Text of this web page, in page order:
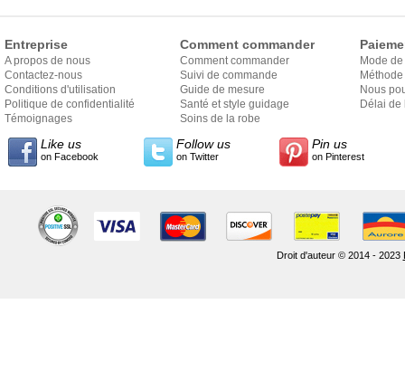
Entreprise
A propos de nous
Contactez-nous
Conditions d'utilisation
Politique de confidentialité
Témoignages
Comment commander
Comment commander
Suivi de commande
Guide de mesure
Santé et style guidage
Soins de la robe
Mode
Nous
Délai de
Like us
on Facebook
Follow us
on Twitter
Pin us
on Pinterest
Droit d'auteur © 2014 - 2023